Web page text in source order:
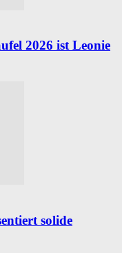
2026 ist Leonie
solide